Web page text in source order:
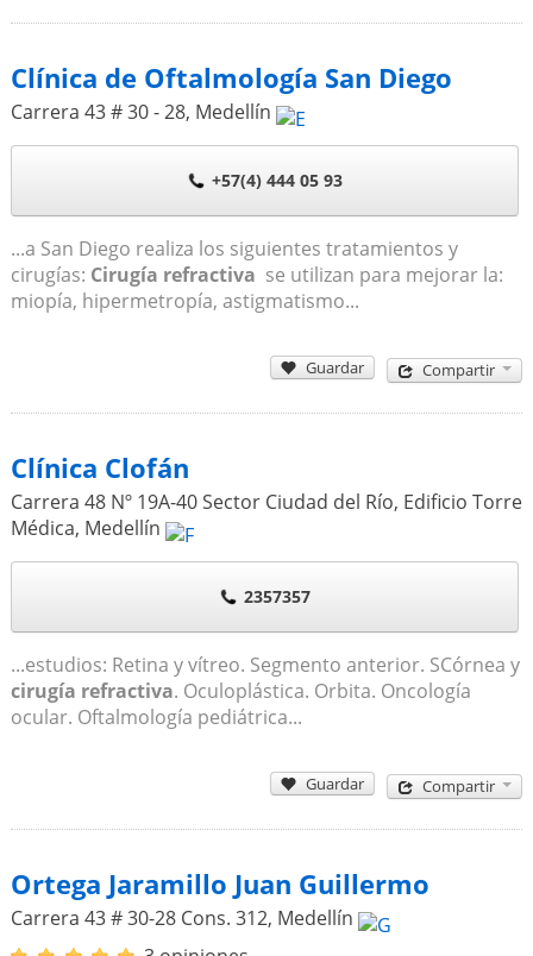
Clínica de Oftalmología San Diego
Carrera 43 # 30 - 28, Medellín
+57(4) 444 05 93
...a San Diego realiza los siguientes tratamientos y
cirugías: Cirugía refractiva se utilizan para mejorar la:
miopía, hipermetropía, astigmatismo...
Guardar Compartir
Clínica Clofán
Carrera 48 Nº 19A-40 Sector Ciudad del Río, Edificio Torre
Médica, Medellín
2357357
...estudios: Retina y vítreo. Segmento anterior. SCórnea y
cirugía refractiva. Oculoplástica. Orbita. Oncología
ocular. Oftalmología pediátrica...
Guardar Compartir
Ortega Jaramillo Juan Guillermo
Carrera 43 # 30-28 Cons. 312, Medellín